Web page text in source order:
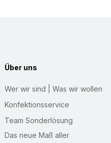
Über uns
Wer wir sind | Was wir wollen
Konfektionsservice
Team Sonderlösung
Das neue Maß aller